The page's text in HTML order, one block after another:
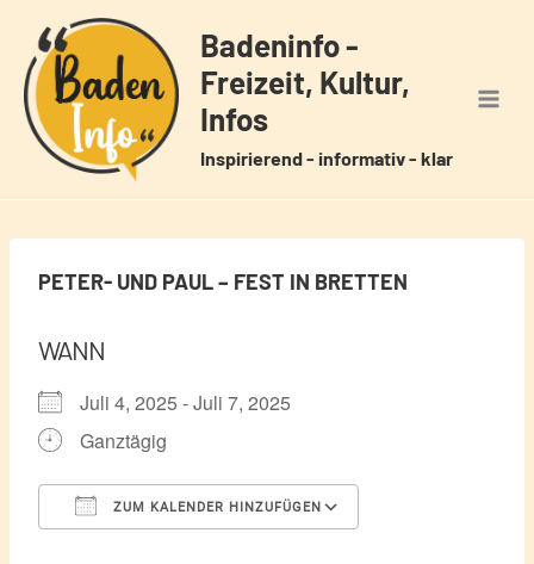
Inhalt
springen
Badeninfo -
Freizeit, Kultur,
Infos
Inspirierend - informativ - klar
PETER- UND PAUL – FEST IN BRETTEN
WANN
Juli 4, 2025 - Juli 7, 2025
Ganztägig
ZUM KALENDER HINZUFÜGEN